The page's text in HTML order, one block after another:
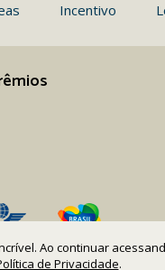
Ao continuar
de Privacidade.
Incentivo